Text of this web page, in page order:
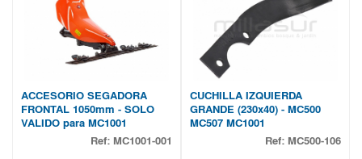
ACCESORIO SEGADORA
FRONTAL 1050mm - SOLO
VALIDO para MC1001
Ref: MC1001-001
CUCHILLA IZQUIERDA
GRANDE (230x40) - MC500
MC507 MC1001
Ref: MC500-106